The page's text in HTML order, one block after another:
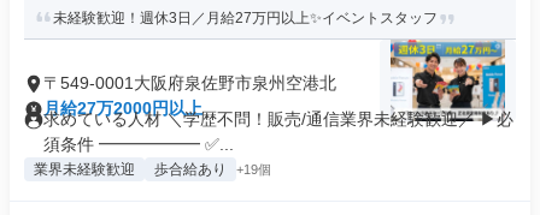
未経験歓迎！週休3日／月給27万円以上✨イベントスタッフ
〒549-0001大阪府泉佐野市泉州空港北
月給27万2000円以上
求めている人材 ＼学歴不問！販売/通信業界未経験歓迎／ ▶必
須条件 ━━━━━━ ✅...
業界未経験歓迎 歩合給あり +19個